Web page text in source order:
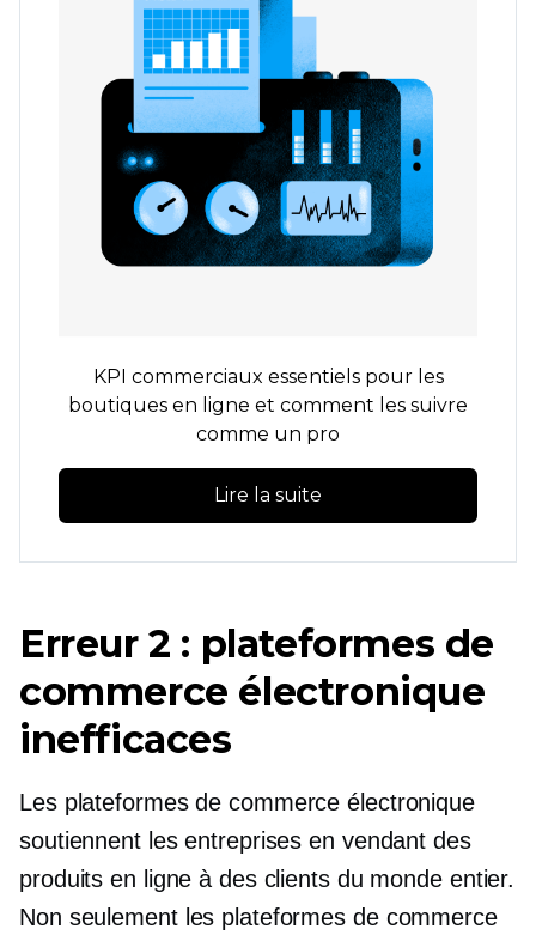
KPI commerciaux essentiels pour les
boutiques en ligne et comment les suivre
comme un pro
Lire la suite
Erreur 2 : plateformes de
commerce électronique
inefficaces
Les plateformes de commerce électronique
soutiennent les entreprises en vendant des
produits en ligne à des clients du monde entier.
Non seulement les plateformes de commerce